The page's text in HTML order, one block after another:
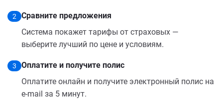
2
Сравните предложения
Система покажет тарифы от страховых —
выберите лучший по цене и условиям.
3
Оплатите и получите полис
Оплатите онлайн и получите электронный полис на
e-mail за 5 минут.